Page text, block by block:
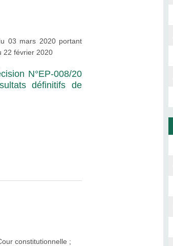
03 mars 2020 portant
22 février 2020
N°EP-008/20
définitifs de
constitutionnelle ;